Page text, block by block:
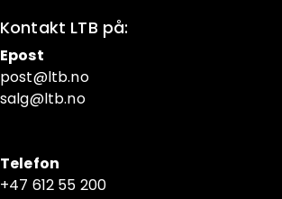
Kontakt LTB på:
Epost
post@ltb.no
salg@ltb.no
Telefon
+47 612 55 200